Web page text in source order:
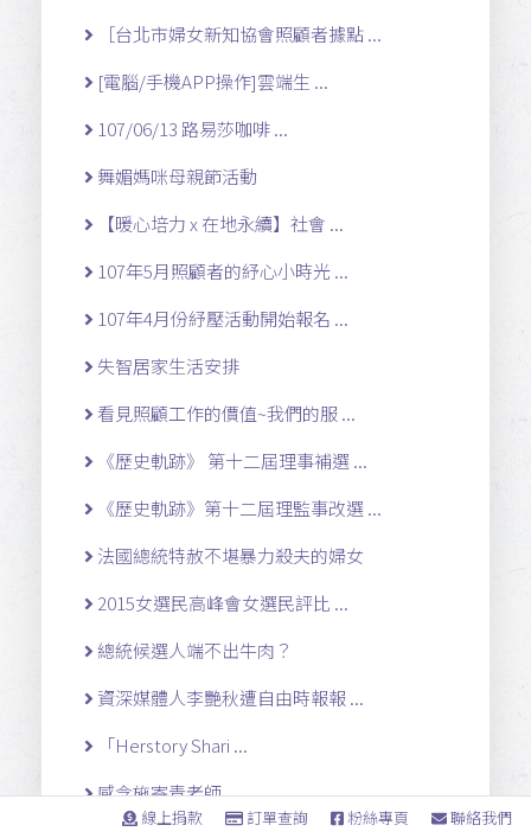
［台北市婦女新知協會照顧者據點 ...
[電腦/手機APP操作]雲端生 ...
107/06/13 路易莎咖啡 ...
舞媚媽咪母親節活動
【暖心培力 x 在地永續】社會 ...
107年5月照顧者的紓心小時光 ...
107年4月份紓壓活動開始報名 ...
失智居家生活安排
看見照顧工作的價值~我們的服 ...
《歷史軌跡》 第十二屆理事補選 ...
《歷史軌跡》第十二屆理監事改選 ...
法國總統特赦不堪暴力殺夫的婦女
2015女選民高峰會女選民評比 ...
總統候選人端不出牛肉？
資深媒體人李艷秋遭自由時報報 ...
「Herstory Shari ...
感念施寄青老師
線上捐款 訂單查詢 粉絲專頁 聯絡我們